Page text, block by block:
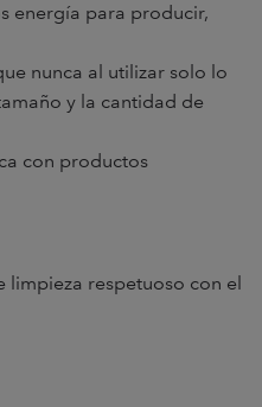
energía para producir,
nunca al utilizar solo lo
y la cantidad de
con productos
respetuoso con el